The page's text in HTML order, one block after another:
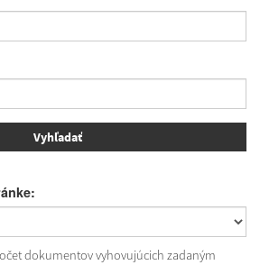
dokumentov vyhovujúcich zadaným